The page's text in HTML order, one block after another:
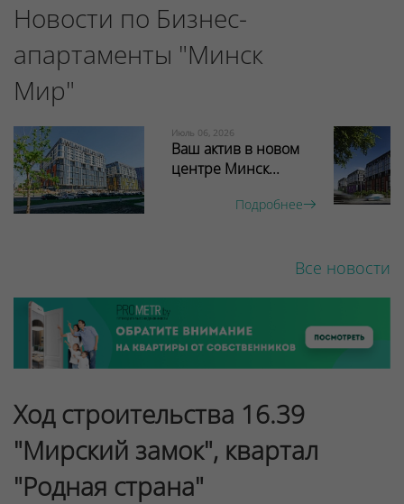
Новости по Бизнес-
апартаменты "Минск
Мир"
Июль 06, 2026
Ваш актив в новом
центре Минск...
Подробнее
Все новости
Ход строительства 16.39
"Мирский замок", квартал
"Родная страна"